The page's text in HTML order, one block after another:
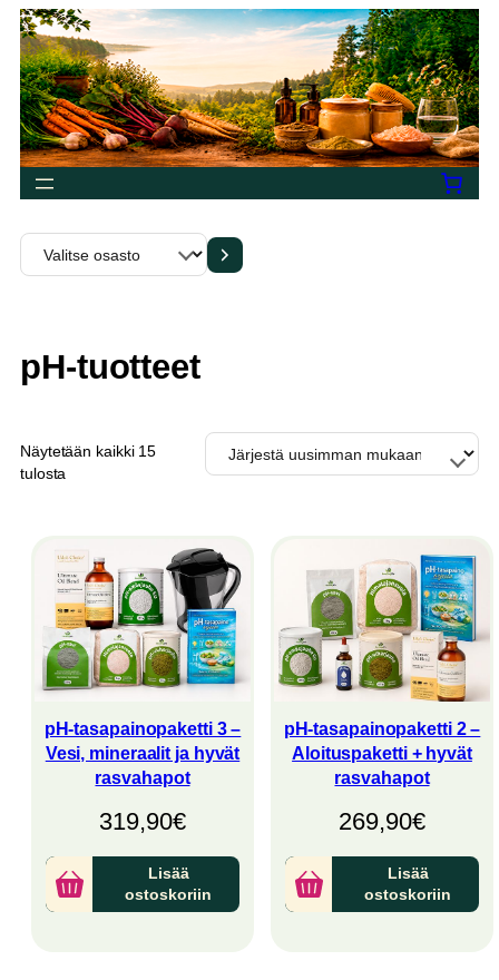
Siirry
sisältöön
Valitse
osasto
pH-tuotteet
Näytetään kaikki 15
tulosta
pH-tasapainopaketti 3 –
Vesi, mineraalit ja hyvät
rasvahapot
319,90€
Lisää
ostoskoriin
pH-tasapainopaketti 2 –
Aloituspaketti + hyvät
rasvahapot
269,90€
Lisää
ostoskoriin